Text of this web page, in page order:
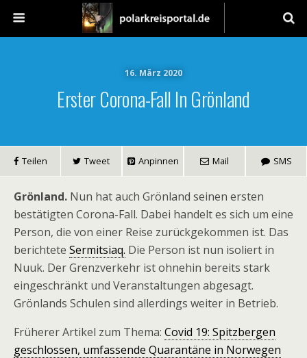
16. März 2020
Erster Corona-Fall In Grönland
Teilen Tweet Anpinnen Mail SMS
Grönland. Nun hat auch Grönland seinen ersten
bestätigten Corona-Fall. Dabei handelt es sich um eine
Person, die von einer Reise zurückgekommen ist. Das
berichtete Sermitsiaq. Die Person ist nun isoliert in
Nuuk. Der Grenzverkehr ist ohnehin bereits stark
eingeschränkt und Veranstaltungen abgesagt.
Grönlands Schulen sind allerdings weiter in Betrieb.
Früherer Artikel zum Thema: Covid 19: Spitzbergen
geschlossen, umfassende Quarantäne in Norwegen